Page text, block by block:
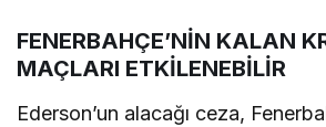
FENERBAHÇE’NİN KALAN
MAÇLARI ETKİLENEBİLİR
Ederson’un alacağı ceza,